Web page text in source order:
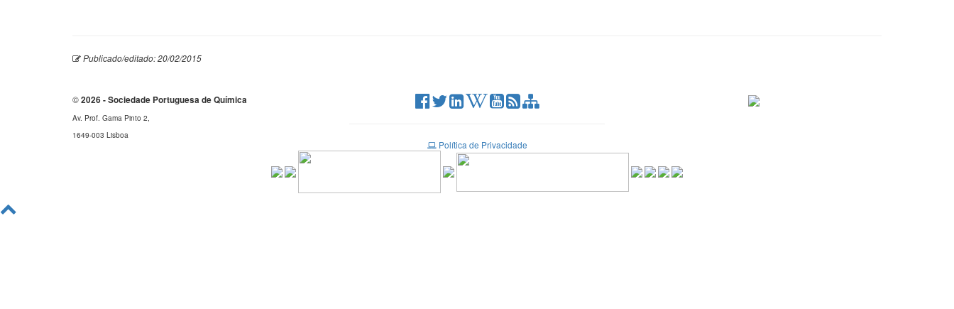
Publicado/editado: 20/02/2015
©2026 - Sociedade Portuguesa de Química
Av. Prof. Gama Pinto 2,
1649-003 Lisboa
Política de Privacidade